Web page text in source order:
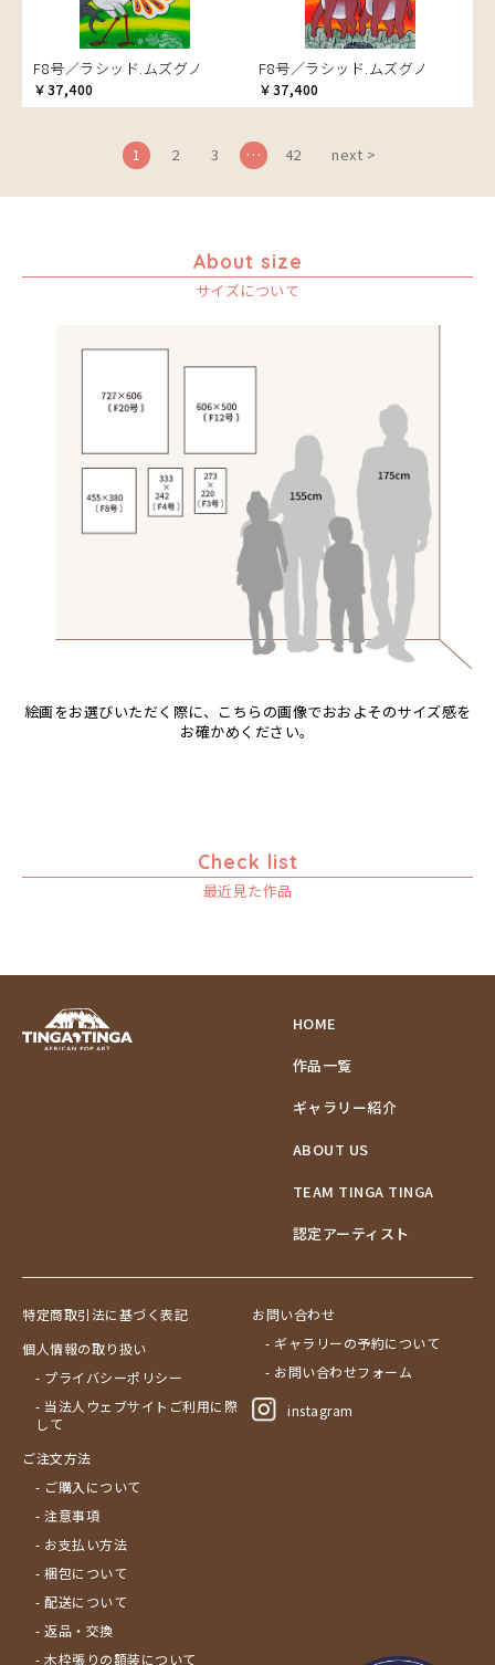
ライオン
漁
ワニ
F8号／ラシッド.ムズグノ
￥37,400
F8号／ラシッド.ムズグノ
￥37,400
1 2 3 … 42 next >
About size
サイズについて
絵画をお選びいただく際に、こちらの画像でおおよそのサイズ感を
お確かめください。
Check list
最近見た作品
HOME
作品一覧
ギャラリー紹介
ABOUT US
TEAM TINGA TINGA
認定アーティスト
特定商取引法に基づく表記
個人情報の取り扱い
- プライバシーポリシー
- 当法人ウェブサイトご利用に際
して
ご注文方法
- ご購入について
- 注意事項
- お支払い方法
- 梱包について
- 配送について
- 返品・交換
- 木枠張りの額装について
お問い合わせ
- ギャラリーの予約について
- お問い合わせフォーム
instagram